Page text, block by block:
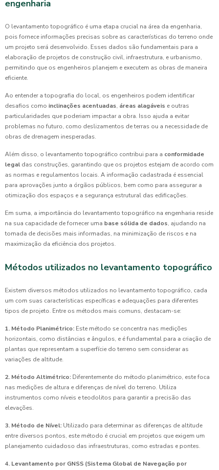
engenharia
O levantamento topográfico é uma etapa crucial na área da engenharia,
pois fornece informações precisas sobre as características do terreno onde
um projeto será desenvolvido. Esses dados são fundamentais para a
elaboração de projetos de construção civil, infraestrutura, e urbanismo,
permitindo que os engenheiros planejem e executem as obras de maneira
eficiente.
Ao entender a topografia do local, os engenheiros podem identificar
desafios como inclinações acentuadas, áreas alagáveis e outras
particularidades que poderiam impactar a obra. Isso ajuda a evitar
problemas no futuro, como deslizamentos de terras ou a necessidade de
obras de drenagem inesperadas.
Além disso, o levantamento topográfico contribui para a conformidade
legal das construções, garantindo que os projetos estejam de acordo com
as normas e regulamentos locais. A informação cadastrada é essencial
para aprovações junto a órgãos públicos, bem como para assegurar a
otimização dos espaços e a segurança estrutural das edificações.
Em suma, a importância do levantamento topográfico na engenharia reside
na sua capacidade de fornecer uma base sólida de dados, ajudando na
tomada de decisões mais informadas, na minimização de riscos e na
maximização da eficiência dos projetos.
Métodos utilizados no levantamento topográfico
Existem diversos métodos utilizados no levantamento topográfico, cada
um com suas características específicas e adequações para diferentes
tipos de projeto. Entre os métodos mais comuns, destacam-se:
1. Método Planimétrico: Este método se concentra nas medições
horizontais, como distâncias e ângulos, e é fundamental para a criação de
plantas que representam a superfície do terreno sem considerar as
variações de altitude.
2. Método Altimétrico: Diferentemente do método planimétrico, este foca
nas medições de altura e diferenças de nível do terreno. Utiliza
instrumentos como níveis e teodolitos para garantir a precisão das
elevações.
3. Método de Nível: Utilizado para determinar as diferenças de altitude
entre diversos pontos, este método é crucial em projetos que exigem um
planejamento cuidadoso das infraestruturas, como estradas e pontes.
4. Levantamento por GNSS (Sistema Global de Navegação por